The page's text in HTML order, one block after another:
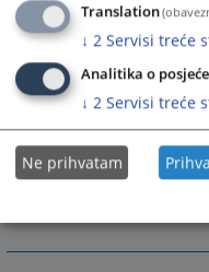
Preporučena rezolucija ekrana
Translation
↓ 2 Servisi treće
Analitika o
↓ 2 Servisi treće
Ne prihvatam